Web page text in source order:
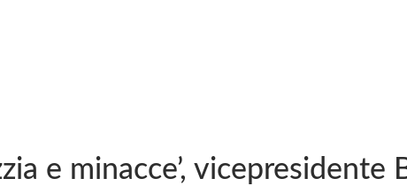
e minacce’,